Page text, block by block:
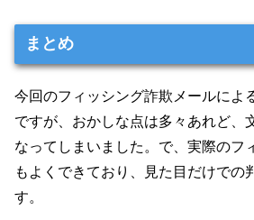
まとめ
今回のフィッシング詐欺メールによ
ですが、おかしな点は多々あれど、
なってしまいました。で、実際のフ
もよくできており、見た目だけでの
す。